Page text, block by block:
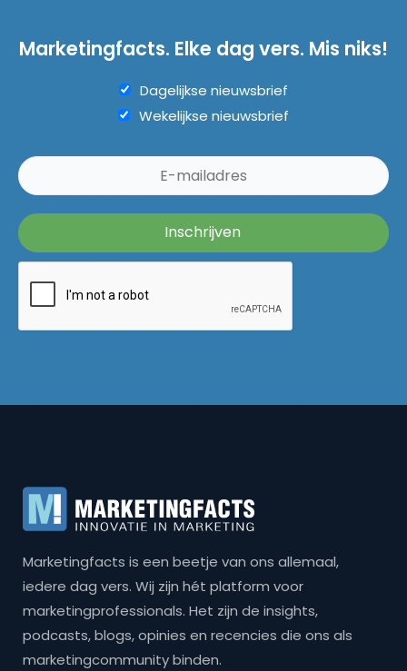
Marketingfacts. Elke dag vers. Mis niks!
Dagelijkse nieuwsbrief
Wekelijkse nieuwsbrief
Marketingfacts is een beetje van ons allemaal,
iedere dag vers. Wij zijn hét platform voor
marketingprofessionals. Het zijn de insights,
podcasts, blogs, opinies en recencies die ons als
marketingcommunity binden.